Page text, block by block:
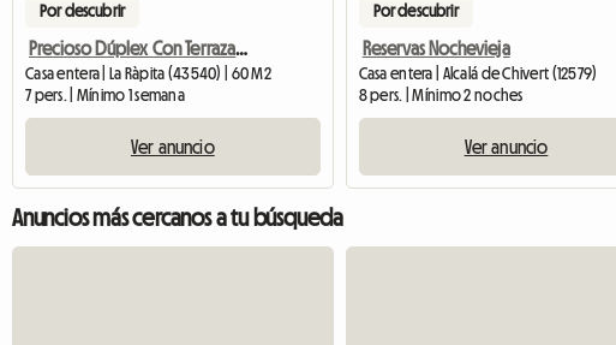
Por descubrir
Precioso Dúplex Con Terraza Vistas Al Mar, Junto A La Playa
Casa entera | La Ràpita (43540) | 60 M2
7 pers. | Mínimo 1 semana
Ver anuncio
Por descubrir
Reservas Nochevieja
Casa entera | Alcalá de Chivert (12579)
8 pers. | Mínimo 2 noches
Ver anuncio
Anuncios más cercanos a tu búsqueda